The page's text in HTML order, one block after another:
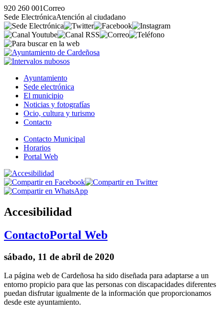
920 260 001Correo
Sede ElectrónicaAtención al ciudadano
Ayuntamiento
Sede electrónica
El municipio
Noticias y fotografías
Ocio, cultura y turismo
Contacto
Contacto Municipal
Horarios
Portal Web
Accesibilidad
ContactoPortal Web
sábado, 11 de abril de 2020
La página web de Cardeñosa ha sido diseñada para adaptarse a un
entorno propicio para que las personas con discapacidades diferentes
puedan disfrutar igualmente de la información que proporcionamos
desde este ayuntamiento.